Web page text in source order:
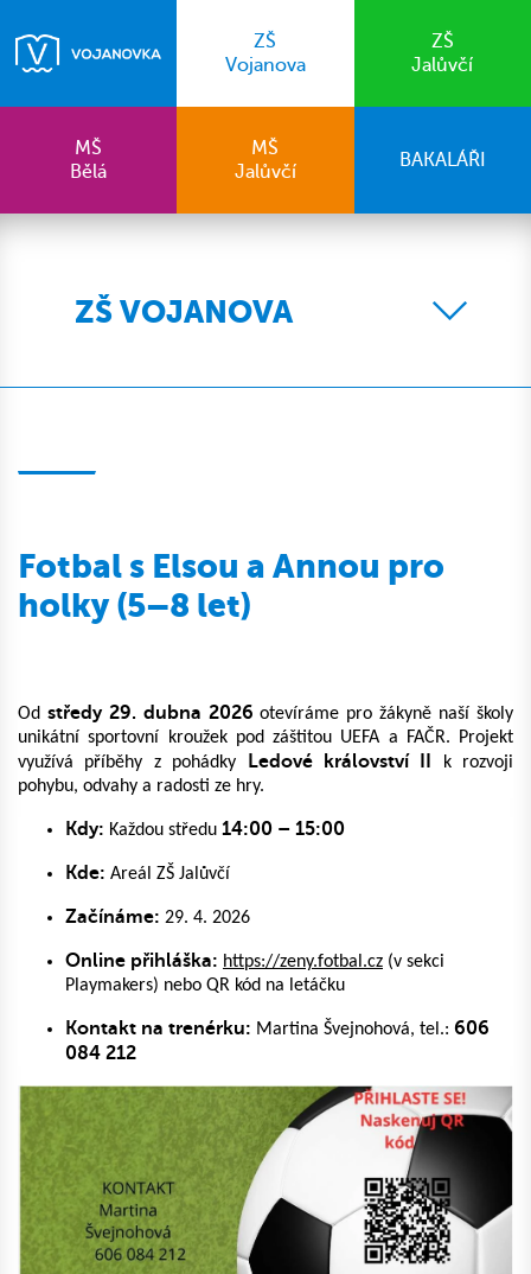
ZŠ
Vojanova
ZŠ
Jalůvčí
MŠ
Bělá
MŠ
Jalůvčí
BAKALÁŘI
ZŠ VOJANOVA
Fotbal s Elsou a Annou pro
holky (5–8 let)
Od středy 29. dubna 2026 otevíráme pro žákyně naší školy
unikátní sportovní kroužek pod záštitou UEFA a FAČR. Projekt
využívá příběhy z pohádky
Ledové království II
k rozvoji
pohybu, odvahy a radosti ze hry.
Kdy: Každou středu 14:00 – 15:00
Kde: Areál ZŠ Jalůvčí
Začínáme: 29. 4. 2026
Online přihláška: https://zeny.fotbal.cz (v sekci
Playmakers) nebo QR kód na letáčku
Kontakt na trenérku: Martina Švejnohová, tel.: 606
084 212